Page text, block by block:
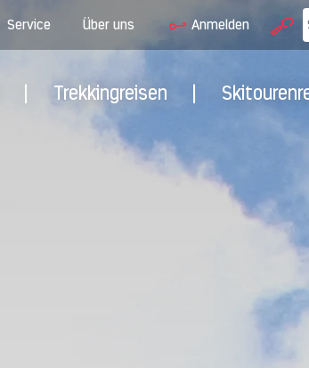
Service Über uns Anmelden
Trekkingreisen